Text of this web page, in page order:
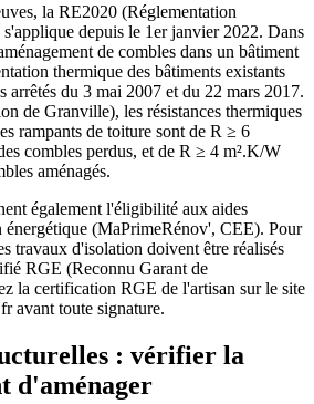
la RE2020 (Réglementation
depuis le 1er janvier 2022. Dans
de combles dans un bâtiment
thermique des bâtiments existants
arrêtés du 3 mai 2007 et du 22 mars 2017.
de Granville), les résistances thermiques
rampants de toiture sont de R ≥ 6
combles perdus, et de R ≥ 4 m².K/W
aménagés.
également l'éligibilité aux aides
énergétique (MaPrimeRénov', CEE). Pour
travaux d'isolation doivent être réalisés
RGE (Reconnu Garant de
la certification RGE de l'artisan sur le site
avant toute signature.
: vérifier la
d'aménager